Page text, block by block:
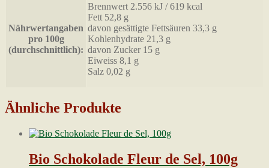
Nährwertangaben
pro 100g
(durchschnittlich):
Brennwert 2.556 kJ / 619 kcal
Fett 52,8 g
davon gesättigte Fettsäuren 33,3 g
Kohlenhydrate 21,3 g
davon Zucker 15 g
Eiweiss 8,1 g
Salz 0,02 g
Ähnliche Produkte
Bio Schokolade Fleur de Sel, 100g